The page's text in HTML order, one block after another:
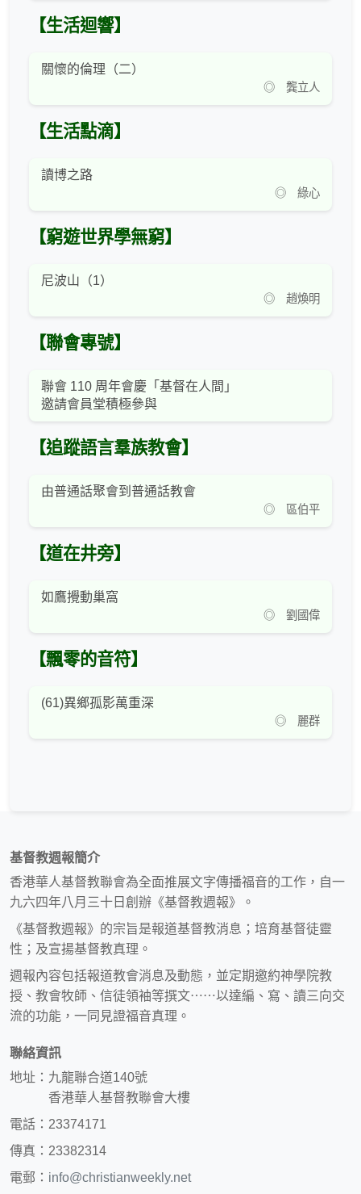
【生活迴響】
關懷的倫理（二）
◎ 龔立人
【生活點滴】
讀博之路
◎ 綠心
【窮遊世界學無窮】
尼波山（1）
◎ 趙煥明
【聯會專號】
聯會 110 周年會慶「基督在人間」
邀請會員堂積極參與
【追蹤語言羣族教會】
由普通話聚會到普通話教會
◎ 區伯平
【道在井旁】
如鷹攪動巢窩
◎ 劉國偉
【飄零的音符】
(61)異鄉孤影萬重深
◎ 麗群
基督教週報簡介
香港華人基督教聯會為全面推展文字傳播福音的工作，自一
九六四年八月三十日創辦《基督教週報》。
《基督教週報》的宗旨是報道基督教消息；培育基督徒靈
性；及宣揚基督教真理。
週報內容包括報道教會消息及動態，並定期邀約神學院教
授、教會牧師、信徒領袖等撰文⋯⋯以達編、寫、讀三向交
流的功能，一同見證福音真理。
聯絡資訊
地址：九龍聯合道140號
香港華人基督教聯會大樓
電話：23374171
傳真：23382314
電郵： info@christianweekly.net